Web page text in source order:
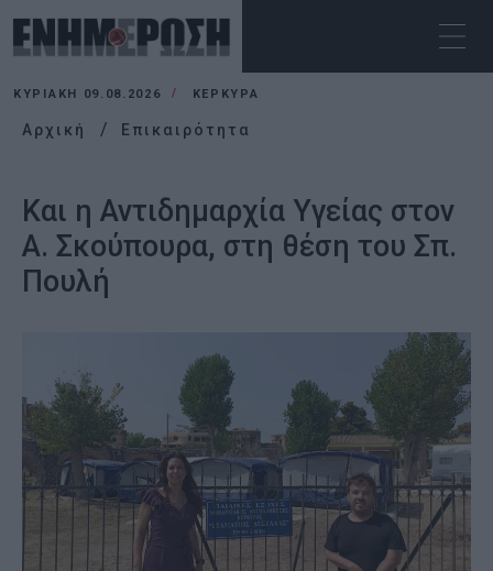
ΚΥΡΙΑΚΉ 09.08.2026 ΚΕΡΚΥΡΑ
Αρχική Επικαιρότητα
Και η Αντιδημαρχία Υγείας στον
Α. Σκούπουρα, στη θέση του Σπ.
Πουλή